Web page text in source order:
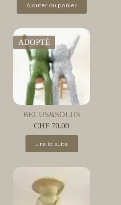
Ajouter au panier
ADOPTÉ
BECUS&SOLUS
CHF 70.00
Lire la suite